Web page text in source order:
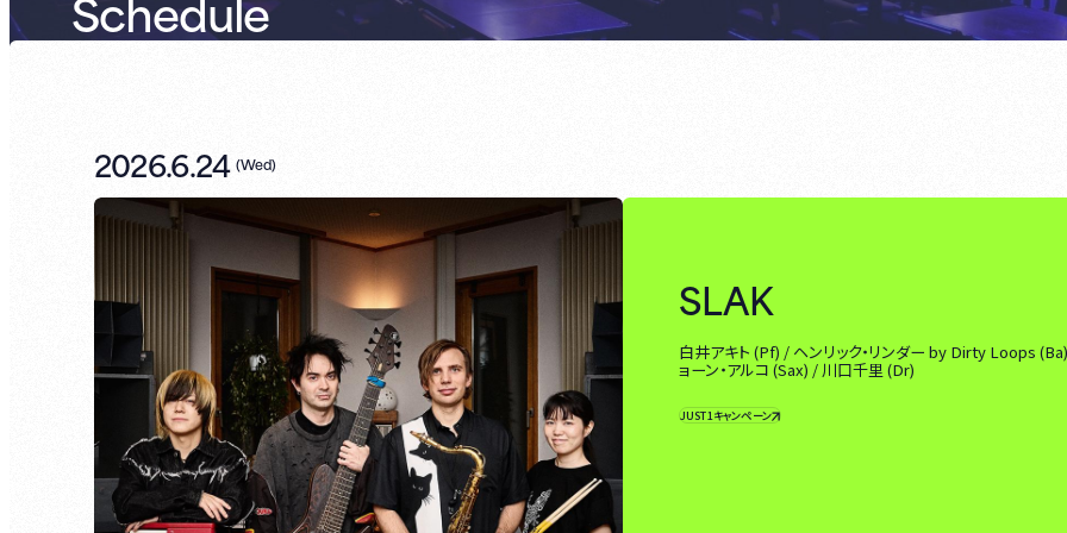
2026.6.24 (Wed)
SLAK
白井アキト (Pf) / ヘンリック・リンダー by Dirty Loops
ョーン・アルコ (Sax) / 川口千里 (Dr)
JUST1キャンペーン